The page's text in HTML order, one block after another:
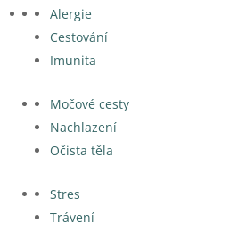
Alergie
Cestování
Imunita
Močové cesty
Nachlazení
Očista těla
Stres
Trávení